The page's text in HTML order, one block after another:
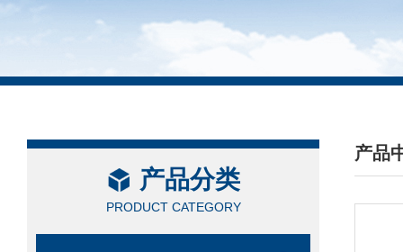
产品分类
PRODUCT CATEGORY
产品
/